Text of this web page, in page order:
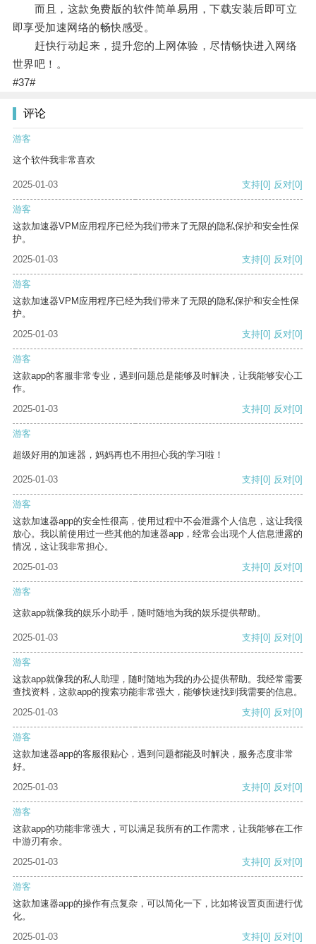
而且，这款免费版的软件简单易用，下载安装后即可立
即享受加速网络的畅快感受。
赶快行动起来，提升您的上网体验，尽情畅快进入网络
世界吧！。
#37#
评论
游客
这个软件我非常喜欢
2025-01-03 支持[0] 反对[0]
游客
这款加速器VPM应用程序已经为我们带来了无限的隐私保护和安全性保
护。
2025-01-03
支持[0] 反对[0]
游客
这款加速器VPM应用程序已经为我们带来了无限的隐私保护和安全性保
护。
2025-01-03
支持[0] 反对[0]
游客
这款app的客服非常专业，遇到问题总是能够及时解决，让我能够安心工
作。
2025-01-03
支持[0] 反对[0]
游客
超级好用的加速器，妈妈再也不用担心我的学习啦！
2025-01-03 支持[0] 反对[0]
游客
这款加速器app的安全性很高，使用过程中不会泄露个人信息，这让我很
放心。我以前使用过一些其他的加速器app，经常会出现个人信息泄露的
情况，这让我非常担心。
2025-01-03
支持[0] 反对[0]
游客
这款app就像我的娱乐小助手，随时随地为我的娱乐提供帮助。
2025-01-03 支持[0] 反对[0]
游客
这款app就像我的私人助理，随时随地为我的办公提供帮助。我经常需要
查找资料，这款app的搜索功能非常强大，能够快速找到我需要的信息。
2025-01-03
支持[0] 反对[0]
游客
这款加速器app的客服很贴心，遇到问题都能及时解决，服务态度非常
好。
2025-01-03
支持[0] 反对[0]
游客
这款app的功能非常强大，可以满足我所有的工作需求，让我能够在工作
中游刃有余。
2025-01-03
支持[0] 反对[0]
游客
这款加速器app的操作有点复杂，可以简化一下，比如将设置页面进行优
化。
2025-01-03
支持[0] 反对[0]